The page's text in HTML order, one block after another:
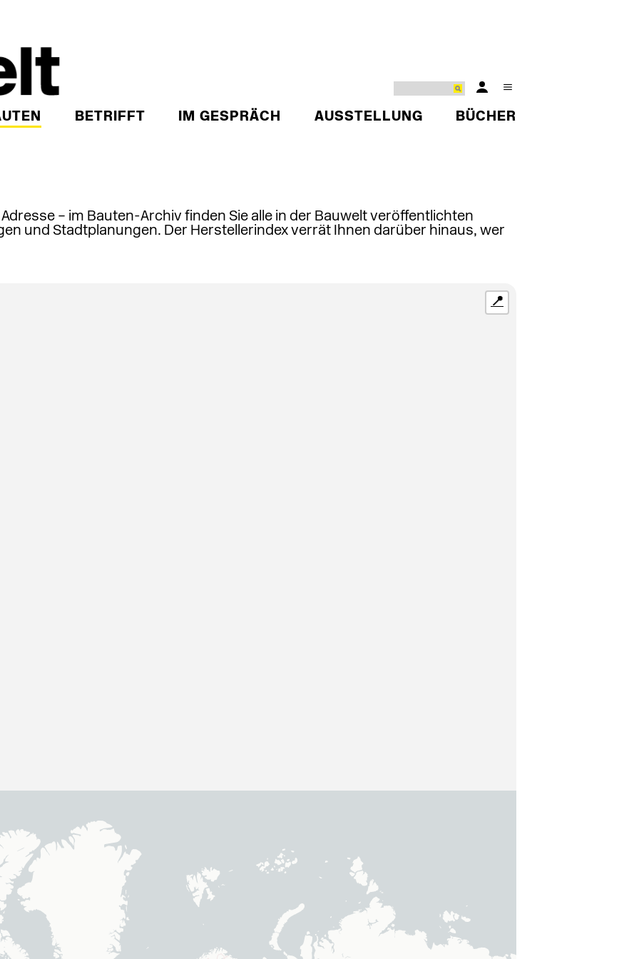
BETRIFFT IM GESPRÄCH AUSSTELLUNG BÜCHER
– im Bauten-Archiv finden Sie alle in der Bauwelt veröffentlichten
und Stadtplanungen. Der Herstellerindex verrät Ihnen darüber hinaus, wer
📍